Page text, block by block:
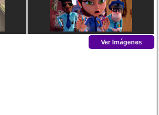
Ver Imágenes